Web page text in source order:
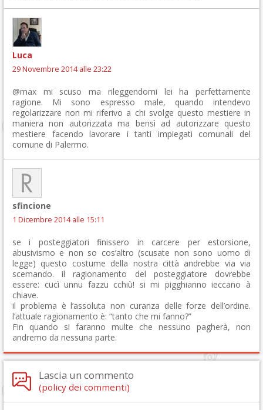
Luca
29 Novembre 2014 alle 23:22
@max mi scuso ma rileggendomi lei ha perfettamente
ragione. Mi sono espresso male, quando intendevo
regolarizzare non mi riferivo a chi svolge questo mestiere in
maniera non autorizzata ma bensì ad autorizzare questo
mestiere facendo lavorare i tanti impiegati comunali del
comune di Palermo.
sfincione
1 Dicembre 2014 alle 15:11
se i posteggiatori finissero in carcere per estorsione,
abusivismo e non so cos’altro (scusate non sono uomo di
legge) questo costume della nostra città andrebbe via via
scemando. il ragionamento del posteggiatore dovrebbe
essere: cucì unnu fazzu cchiù! si mi pigghianno ieccano à
chiave.
il problema è l’assoluta non curanza delle forze dell’ordine.
l’attuale ragionamento è: “tanto che mi fanno?”
Fin quando si faranno multe che nessuno pagherà, non
andremo da nessuna parte.
Lascia un commento
(policy dei commenti)